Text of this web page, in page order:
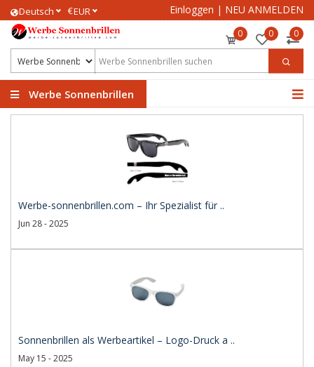
Deutsch €EUR Einloggen | NEU ANMELDEN
0 0 0
Werbe Sonnenbrillen
Werbe-sonnenbrillen.com – Ihr Spezialist für ..
Jun 28 - 2025
Sonnenbrillen als Werbeartikel – Logo-Druck a ..
May 15 - 2025